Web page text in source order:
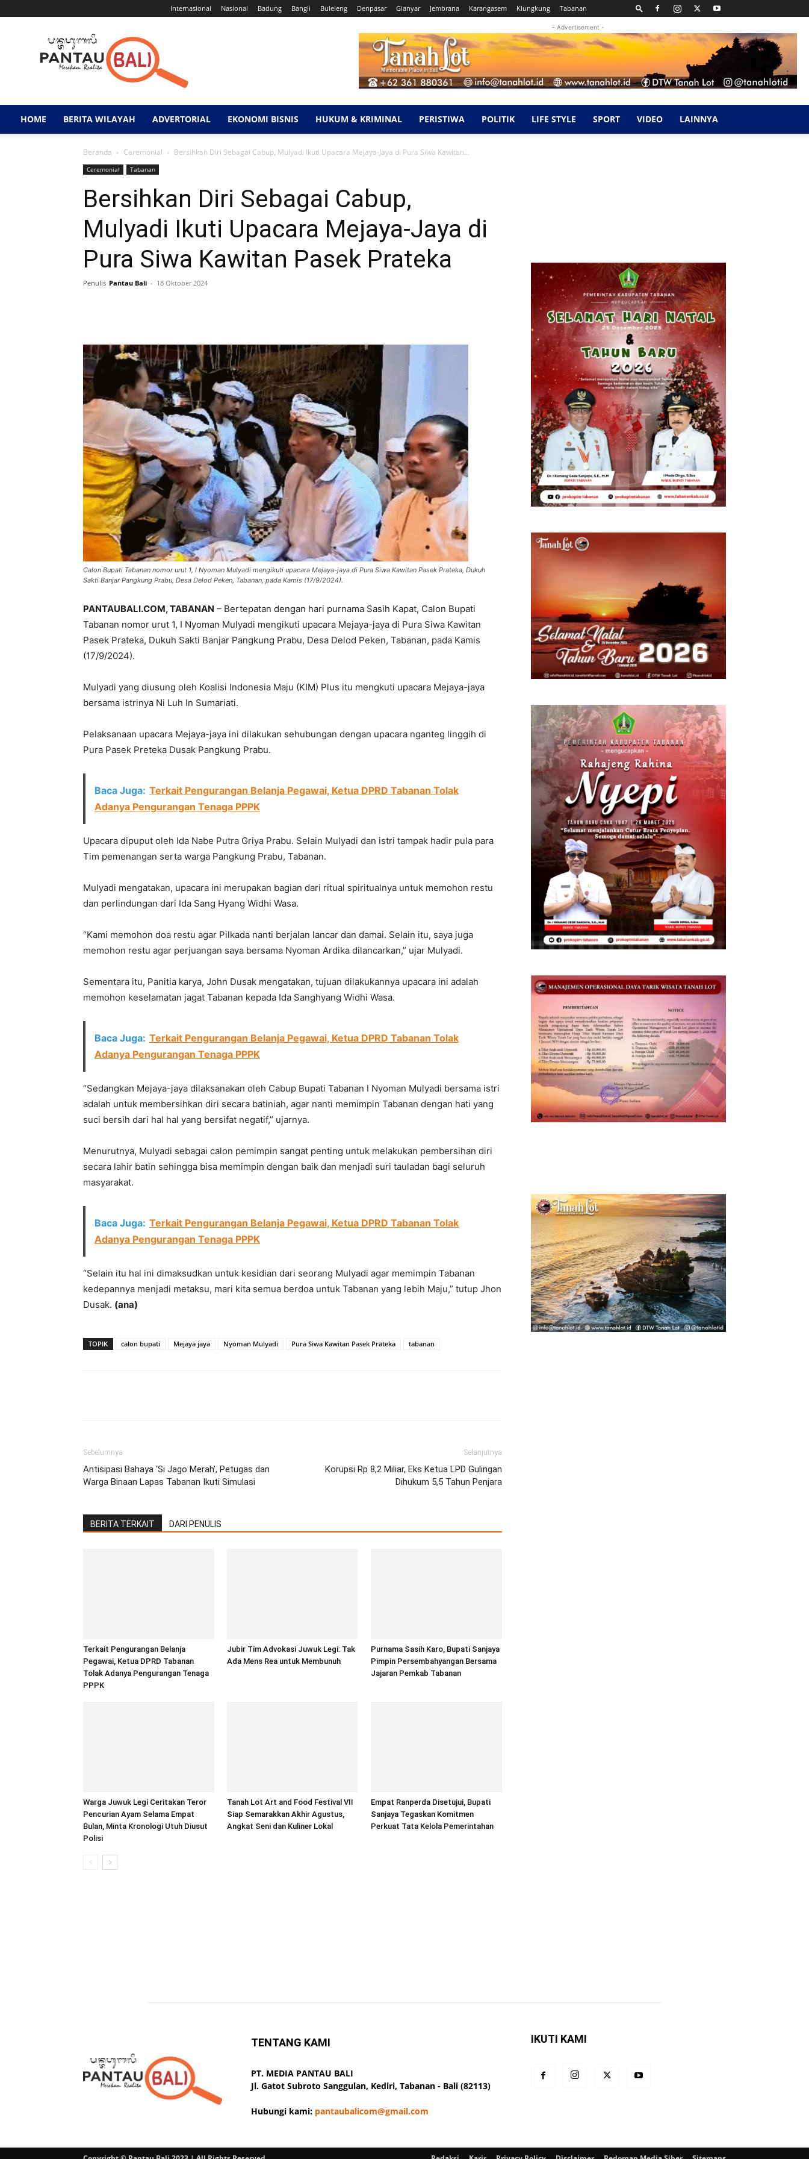
Internasional Nasional Badung Bangli Buleleng Denpasar Gianyar Jembrana Karangasem Klungkung Tabanan
Pantau
Bali
- Advertisement -
HOME BERITA WILAYAH ADVERTORIAL EKONOMI BISNIS HUKUM & KRIMINAL PERISTIWA POLITIK LIFE STYLE SPORT VIDEO LAINNYA
Beranda Ceremonial Bersihkan Diri Sebagai Cabup, Mulyadi Ikuti Upacara Mejaya-Jaya di Pura Siwa Kawitan...
Ceremonial Tabanan
Bersihkan Diri Sebagai Cabup,
Mulyadi Ikuti Upacara Mejaya-Jaya di
Pura Siwa Kawitan Pasek Prateka
Penulis Pantau Bali - 18 Oktober 2024
Calon Bupati Tabanan nomor urut 1, I Nyoman Mulyadi mengikuti upacara Mejaya-jaya di Pura Siwa Kawitan Pasek Prateka, Dukuh
Sakti Banjar Pangkung Prabu, Desa Delod Peken, Tabanan, pada Kamis (17/9/2024).
PANTAUBALI.COM, TABANAN – Bertepatan dengan hari purnama Sasih Kapat, Calon Bupati
Tabanan nomor urut 1, I Nyoman Mulyadi mengikuti upacara Mejaya-jaya di Pura Siwa Kawitan
Pasek Prateka, Dukuh Sakti Banjar Pangkung Prabu, Desa Delod Peken, Tabanan, pada Kamis
(17/9/2024).
Mulyadi yang diusung oleh Koalisi Indonesia Maju (KIM) Plus itu mengkuti upacara Mejaya-jaya
bersama istrinya Ni Luh In Sumariati.
Pelaksanaan upacara Mejaya-jaya ini dilakukan sehubungan dengan upacara nganteg linggih di
Pura Pasek Preteka Dusak Pangkung Prabu.
Baca Juga: Terkait Pengurangan Belanja Pegawai, Ketua DPRD Tabanan Tolak
Adanya Pengurangan Tenaga PPPK
Upacara dipuput oleh Ida Nabe Putra Griya Prabu. Selain Mulyadi dan istri tampak hadir pula para
Tim pemenangan serta warga Pangkung Prabu, Tabanan.
Mulyadi mengatakan, upacara ini merupakan bagian dari ritual spiritualnya untuk memohon restu
dan perlindungan dari Ida Sang Hyang Widhi Wasa.
“Kami memohon doa restu agar Pilkada nanti berjalan lancar dan damai. Selain itu, saya juga
memohon restu agar perjuangan saya bersama Nyoman Ardika dilancarkan,” ujar Mulyadi.
Sementara itu, Panitia karya, John Dusak mengatakan, tujuan dilakukannya upacara ini adalah
memohon keselamatan jagat Tabanan kepada Ida Sanghyang Widhi Wasa.
Baca Juga: Terkait Pengurangan Belanja Pegawai, Ketua DPRD Tabanan Tolak
Adanya Pengurangan Tenaga PPPK
“Sedangkan Mejaya-jaya dilaksanakan oleh Cabup Bupati Tabanan I Nyoman Mulyadi bersama istri
adalah untuk membersihkan diri secara batiniah, agar nanti memimpin Tabanan dengan hati yang
suci bersih dari hal hal yang bersifat negatif,” ujarnya.
Menurutnya, Mulyadi sebagai calon pemimpin sangat penting untuk melakukan pembersihan diri
secara lahir batin sehingga bisa memimpin dengan baik dan menjadi suri tauladan bagi seluruh
masyarakat.
Baca Juga: Terkait Pengurangan Belanja Pegawai, Ketua DPRD Tabanan Tolak
Adanya Pengurangan Tenaga PPPK
“Selain itu hal ini dimaksudkan untuk kesidian dari seorang Mulyadi agar memimpin Tabanan
kedepannya menjadi metaksu, mari kita semua berdoa untuk Tabanan yang lebih Maju,” tutup Jhon
Dusak. (ana)
TOPIK calon bupati Mejaya jaya Nyoman Mulyadi Pura Siwa Kawitan Pasek Prateka tabanan
Sebelumnya
Antisipasi Bahaya ‘Si Jago Merah’, Petugas dan
Warga Binaan Lapas Tabanan Ikuti Simulasi
Selanjutnya
Korupsi Rp 8,2 Miliar, Eks Ketua LPD Gulingan
Dihukum 5,5 Tahun Penjara
BERITA TERKAIT DARI PENULIS
Terkait Pengurangan Belanja
Pegawai, Ketua DPRD Tabanan
Tolak Adanya Pengurangan Tenaga
PPPK
Jubir Tim Advokasi Juwuk Legi: Tak
Ada Mens Rea untuk Membunuh
Purnama Sasih Karo, Bupati Sanjaya
Pimpin Persembahyangan Bersama
Jajaran Pemkab Tabanan
Warga Juwuk Legi Ceritakan Teror
Pencurian Ayam Selama Empat
Bulan, Minta Kronologi Utuh Diusut
Polisi
Tanah Lot Art and Food Festival VII
Siap Semarakkan Akhir Agustus,
Angkat Seni dan Kuliner Lokal
Empat Ranperda Disetujui, Bupati
Sanjaya Tegaskan Komitmen
Perkuat Tata Kelola Pemerintahan
TENTANG KAMI
PT. MEDIA PANTAU BALI
Jl. Gatot Subroto Sanggulan, Kediri, Tabanan - Bali (82113)
Hubungi kami: pantaubalicom@gmail.com
IKUTI KAMI